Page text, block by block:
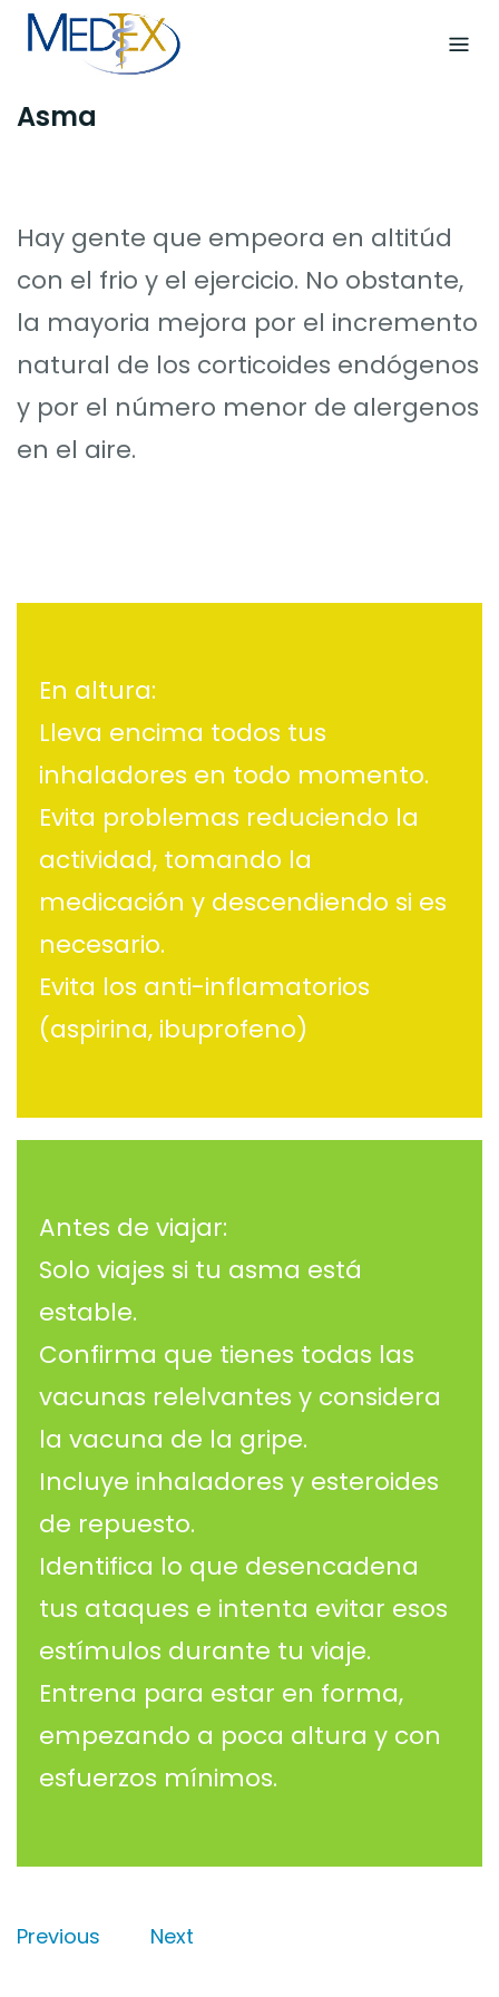
Skip
Asma
Hay gente que empeora en altitúd
con el frio y el ejercicio. No obstante,
la mayoria mejora por el incremento
natural de los corticoides endógenos
y por el número menor de alergenos
en el aire.
En altura:
Lleva encima todos tus
inhaladores en todo momento.
Evita problemas reduciendo la
actividad, tomando la
medicación y descendiendo si es
necesario.
Evita los anti-inflamatorios
(aspirina, ibuprofeno)
Antes de viajar:
Solo viajes si tu asma está
estable.
Confirma que tienes todas las
vacunas relelvantes y considera
la vacuna de la gripe.
Incluye inhaladores y esteroides
de repuesto.
Identifica lo que desencadena
tus ataques e intenta evitar esos
estímulos durante tu viaje.
Entrena para estar en forma,
empezando a poca altura y con
esfuerzos mínimos.
Previous Next